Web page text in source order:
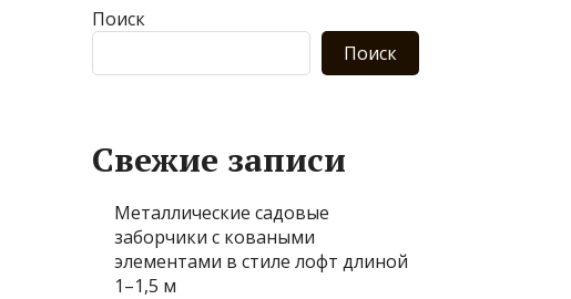
Поиск
Поиск
Свежие записи
Металлические садовые
заборчики с коваными
элементами в стиле лофт длиной
1–1,5 м